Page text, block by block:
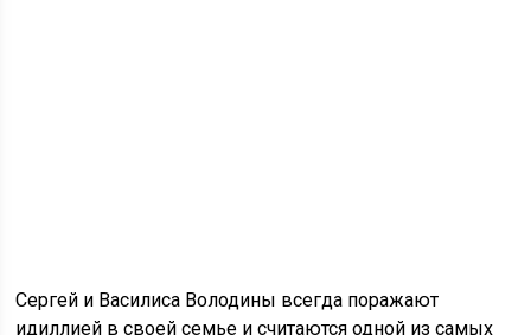
Сергей и Василиса Володины всегда поражают
идиллией в своей семье и считаются одной из самых